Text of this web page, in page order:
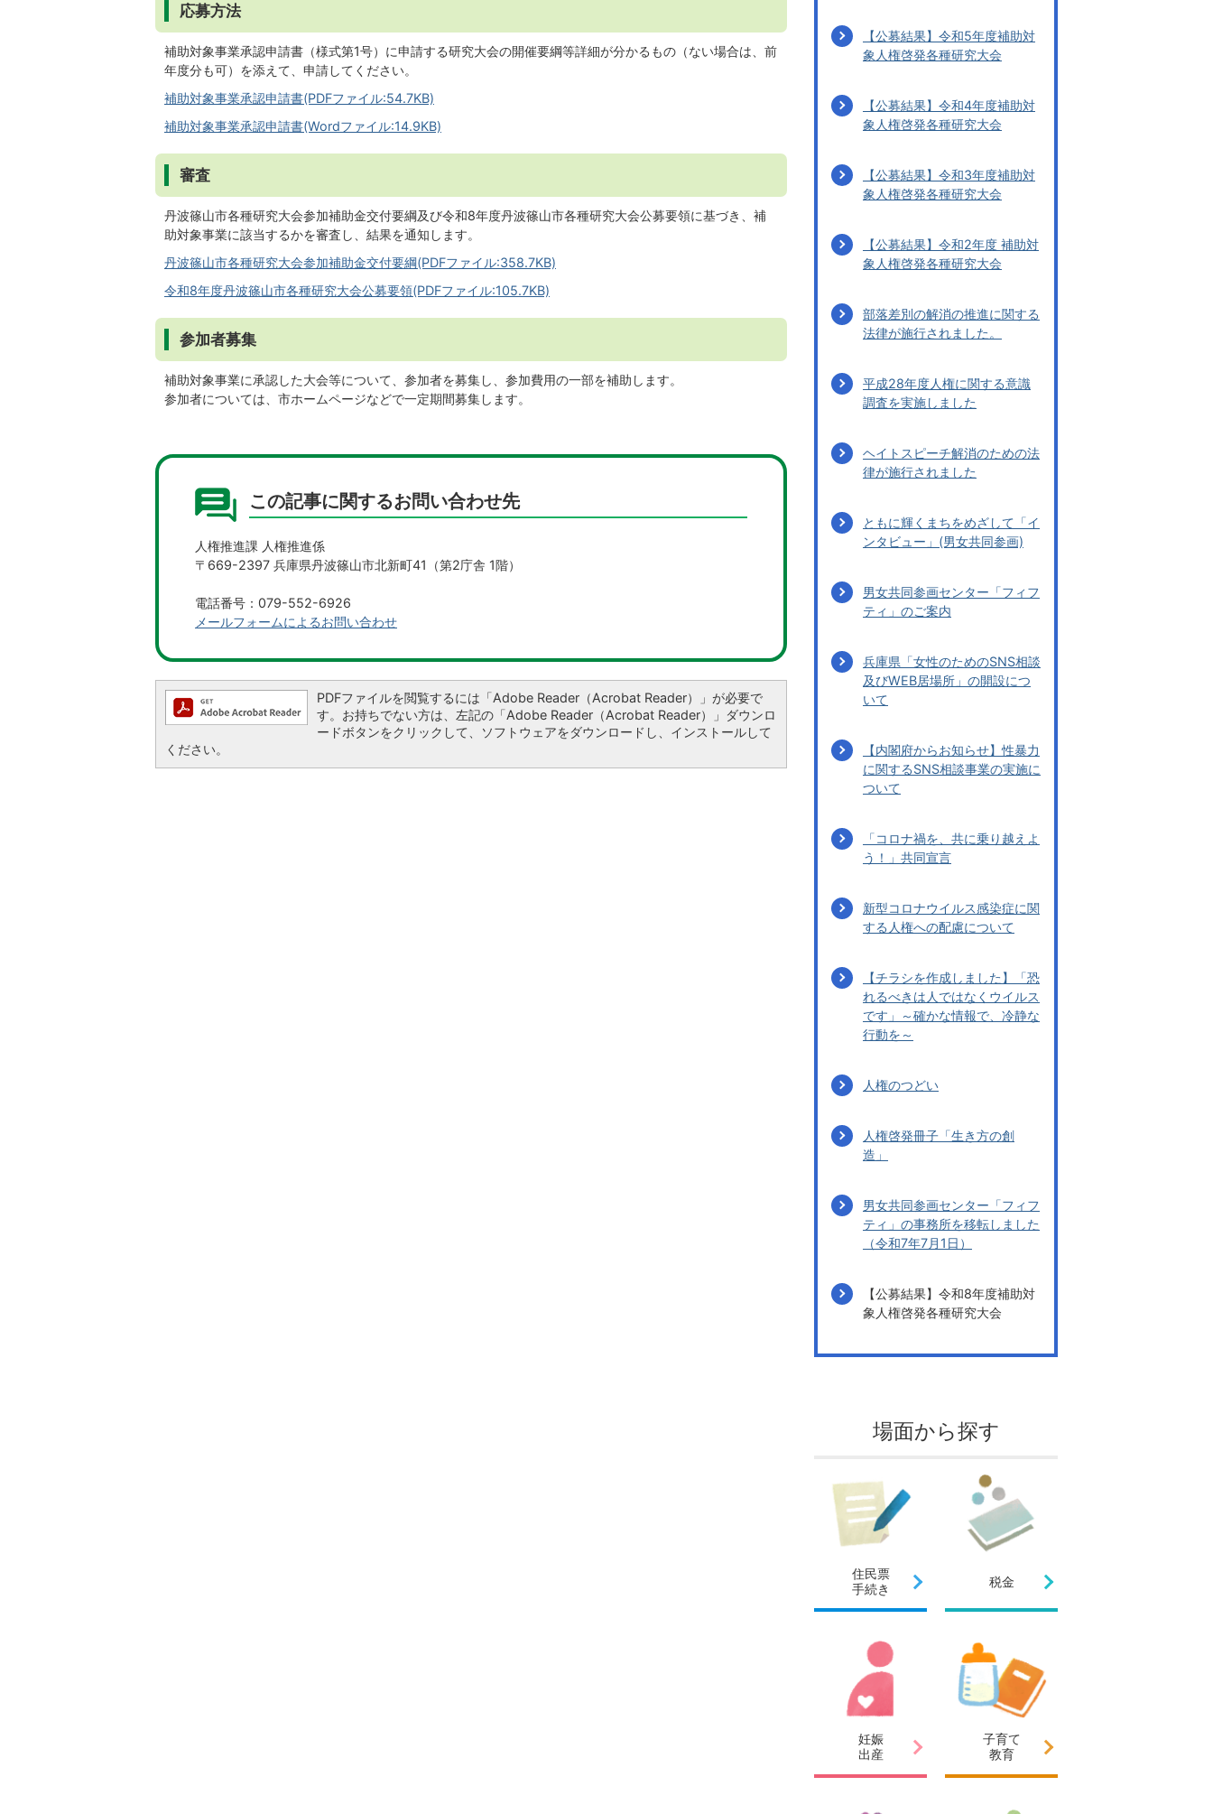
応募方法
補助対象事業承認申請書（様式第1号）に申請する研究大会の開催要綱等詳細が分かるもの（ない場合は、前
年度分も可）を添えて、申請してください。
補助対象事業承認申請書(PDFファイル:54.7KB)
補助対象事業承認申請書(Wordファイル:14.9KB)
審査
丹波篠山市各種研究大会参加補助金交付要綱及び令和8年度丹波篠山市各種研究大会公募要領に基づき、補
助対象事業に該当するかを審査し、結果を通知します。
丹波篠山市各種研究大会参加補助金交付要綱(PDFファイル:358.7KB)
令和8年度丹波篠山市各種研究大会公募要領(PDFファイル:105.7KB)
参加者募集
補助対象事業に承認した大会等について、参加者を募集し、参加費用の一部を補助します。
参加者については、市ホームページなどで一定期間募集します。
この記事に関するお問い合わせ先
人権推進課 人権推進係
〒669-2397 兵庫県丹波篠山市北新町41（第2庁舎 1階）
電話番号：079-552-6926
メールフォームによるお問い合わせ
PDFファイルを閲覧するには「Adobe Reader（Acrobat Reader）」が必要で
す。お持ちでない方は、左記の「Adobe Reader（Acrobat Reader）」ダウンロ
ードボタンをクリックして、ソフトウェアをダウンロードし、インストールして
ください。
【公募結果】令和5年度補助対
象人権啓発各種研究大会
【公募結果】令和4年度補助対
象人権啓発各種研究大会
【公募結果】令和3年度補助対
象人権啓発各種研究大会
【公募結果】令和2年度 補助対
象人権啓発各種研究大会
部落差別の解消の推進に関する
法律が施行されました。
平成28年度人権に関する意識
調査を実施しました
ヘイトスピーチ解消のための法
律が施行されました
ともに輝くまちをめざして「イ
ンタビュー」(男女共同参画)
男女共同参画センター「フィフ
ティ」のご案内
兵庫県「女性のためのSNS相談
及びWEB居場所」の開設につ
いて
【内閣府からお知らせ】性暴力
に関するSNS相談事業の実施に
ついて
「コロナ禍を、共に乗り越えよ
う！」共同宣言
新型コロナウイルス感染症に関
する人権への配慮について
【チラシを作成しました】「恐
れるべきは人ではなくウイルス
です」～確かな情報で、冷静な
行動を～
人権のつどい
人権啓発冊子「生き方の創
造」
男女共同参画センター「フィフ
ティ」の事務所を移転しました
（令和7年7月1日）
【公募結果】令和8年度補助対
象人権啓発各種研究大会
場面から探す
住民票
手続き
税金
妊娠
出産
子育て
教育